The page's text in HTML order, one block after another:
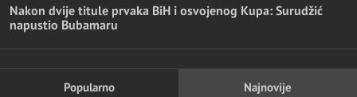
Nakon dvije titule prvaka BiH i osvojenog Kupa: Surudžić
napustio Bubamaru
Popularno Najnovije